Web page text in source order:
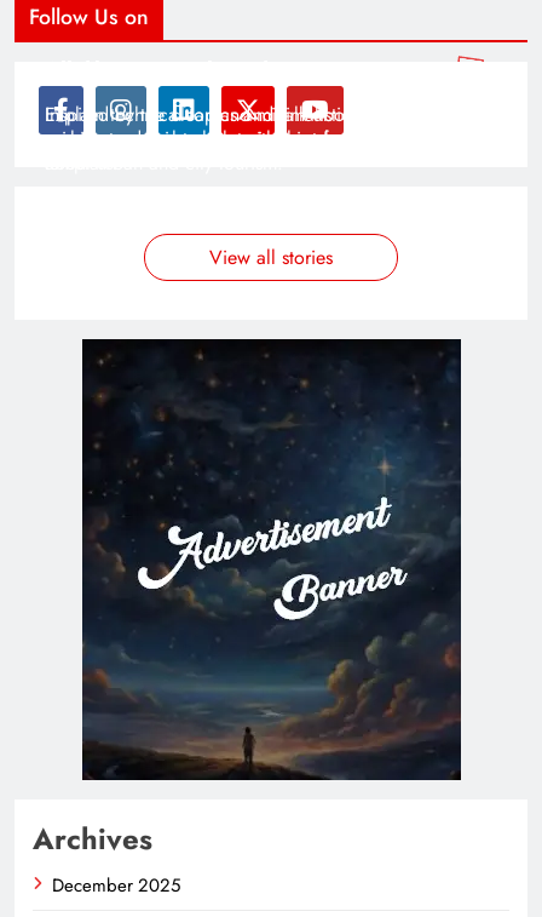
Follow Us on
Inspired by the clean and minimalistic look of modern
architecture, this template is great for creating stories
Explain technical topics and talk about the latest in
science and technology with this clean and futuristic
View all stories
Archives
December 2025